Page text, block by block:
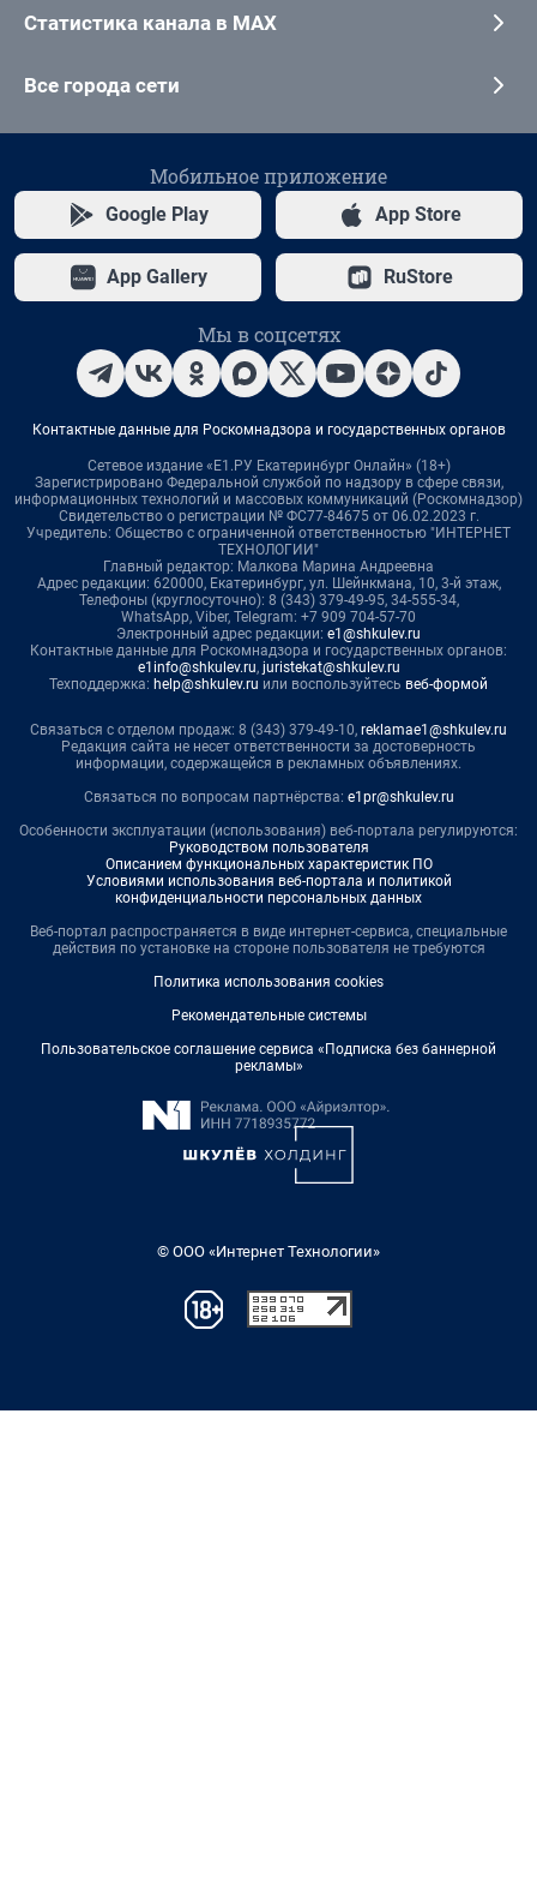
Статистика канала в MAX
Все города сети
Мобильное приложение
Google Play App Store
App Gallery RuStore
Мы в соцсетях
Контактные данные для Роскомнадзора и государственных органов
Сетевое издание «Е1.РУ Екатеринбург Онлайн» (18+)
Зарегистрировано Федеральной службой по надзору в сфере связи,
информационных технологий и массовых коммуникаций (Роскомнадзор)
Свидетельство о регистрации № ФС77-84675 от 06.02.2023 г.
Учредитель: Общество с ограниченной ответственностью "ИНТЕРНЕТ
ТЕХНОЛОГИИ"
Главный редактор: Малкова Марина Андреевна
Адрес редакции: 620000, Екатеринбург, ул. Шейнкмана, 10, 3-й этаж,
Телефоны (круглосуточно): 8 (343) 379-49-95, 34-555-34,
WhatsApp, Viber, Telegram: +7 909 704-57-70
Электронный адрес редакции: e1@shkulev.ru
Контактные данные для Роскомнадзора и государственных органов:
e1info@shkulev.ru, juristekat@shkulev.ru
Техподдержка: help@shkulev.ru или воспользуйтесь веб-формой
Связаться с отделом продаж: 8 (343) 379-49-10, reklamae1@shkulev.ru
Редакция сайта не несет ответственности за достоверность
информации, содержащейся в рекламных объявлениях.
Связаться по вопросам партнёрства: e1pr@shkulev.ru
Особенности эксплуатации (использования) веб-портала регулируются:
Руководством пользователя
Описанием функциональных характеристик ПО
Условиями использования веб-портала и политикой
конфиденциальности персональных данных
Веб-портал распространяется в виде интернет-сервиса, специальные
действия по установке на стороне пользователя не требуются
Политика использования cookies
Рекомендательные системы
Пользовательское соглашение сервиса «Подписка без баннерной
рекламы»
© ООО «Интернет Технологии»